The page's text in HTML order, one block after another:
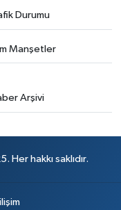
Durumu
Manşetler
Arşivi
hakkı saklıdır.